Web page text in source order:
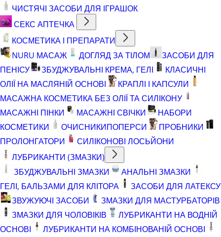
ЧИСТЯЧІ ЗАСОБИ ДЛЯ ІГРАШОК
СЕКС АПТЕЧКА
КОСМЕТИКА І ПРЕПАРАТИ
NURU МАСАЖ
ДОГЛЯД ЗА ТІЛОМ
ЗАСОБИ ДЛЯ
ПЕНІСУ
ЗБУДЖУВАЛЬНІ КРЕМА, ГЕЛІ
КЛАСИЧНІ
ОЛІЇ НА МАСЛЯНІЙ ОСНОВІ
КРАПЛІ І КАПСУЛИ
МАСАЖНА КОСМЕТИКА БЕЗ ОЛІЇ ТА СИЛІКОНУ
МАСАЖНІ ПІНКИ
МАСАЖНІ СВІЧКИ
НАБОРИ
КОСМЕТИКИ
ОЧИСНИКИПОПЕРСИ
ПРОБНИКИ
ПРОЛОНГАТОРИ
СИЛІКОНОВІ ЛОСЬЙОНИ
ЛУБРИКАНТИ (ЗМАЗКИ)
ЗБУДЖУВАЛЬНІ ЗМАЗКИ
АНАЛЬНІ ЗМАЗКИ
ГЕЛІ, БАЛЬЗАМИ ДЛЯ КЛІТОРА
ЗАСОБИ ДЛЯ ЛАТЕКСУ
ЗВУЖУЮЧІ ЗАСОБИ
ЗМАЗКИ ДЛЯ МАСТУРБАТОРІВ
ЗМАЗКИ ДЛЯ ЧОЛОВІКІВ
ЛУБРИКАНТИ НА ВОДНІЙ
ОСНОВІ
ЛУБРИКАНТИ НА КОМБІНОВАНІЙ ОСНОВІ